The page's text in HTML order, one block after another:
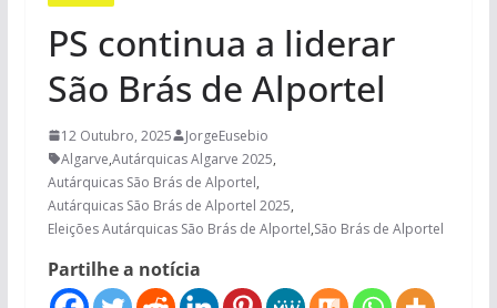
PS continua a liderar
São Brás de Alportel
12 Outubro, 2025
JorgeEusebio
Algarve,Autárquicas Algarve 2025,
Autárquicas São Brás de Alportel,
Autárquicas São Brás de Alportel 2025,
Eleições Autárquicas São Brás de Alportel,São Brás de Alportel
Partilhe a notícia